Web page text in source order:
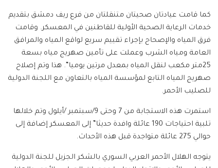
كما قامت عيادتان صحيتان متنقلتان من فرع ريف دمشق بتقديم
خدمات الرعاية الصحية الأولية للقاطنين في المعسكر. وقامت
فرق المياه والإصحاح بإجراء تقييم سريع لواقع المياه والمرافق
العامة ومياه الشرب وعملت على تأمين صهريج مياه بسعة
25متر مكعب لنقل المياه بمعدل مرتين يوميا”. هذا وتم إصلاح
صهريج المياه التابع لمؤسسة المياه بالتعاون مع اللجنة الدولية
للصليب الأحمر.
استمرت هذه الاستجابة من 7 وحتى 9/سبتمبر /أيلول وتم خلالها
تلبية احتياجات 190 عائلة وافدة حديثا” إلى المعسكر إضافة إلى
حوالي 275 عائلة متواجدة قبل هذه الأحداث.
يتوجه الهلال الأحمر العربي السوري بالشكر الجزيل للجنة الدولية